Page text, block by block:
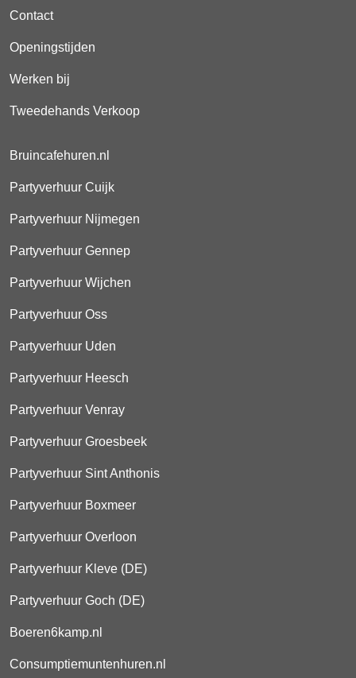
Contact
Openingstijden
Werken bij
Tweedehands Verkoop
Bruincafehuren.nl
Partyverhuur Cuijk
Partyverhuur Nijmegen
Partyverhuur Gennep
Partyverhuur Wijchen
Partyverhuur Oss
Partyverhuur Uden
Partyverhuur Heesch
Partyverhuur Venray
Partyverhuur Groesbeek
Partyverhuur Sint Anthonis
Partyverhuur Boxmeer
Partyverhuur Overloon
Partyverhuur Kleve (DE)
Partyverhuur Goch (DE)
Boeren6kamp.nl
Consumptiemuntenhuren.nl